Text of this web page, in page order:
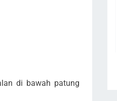
di bawah patung